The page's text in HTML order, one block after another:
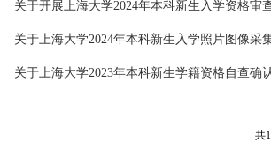
关于开展上海大学2024年本科新生入学资格审
关于上海大学2024年本科新生入学照片图像采
关于上海大学2023年本科新生学籍资格自查确
共